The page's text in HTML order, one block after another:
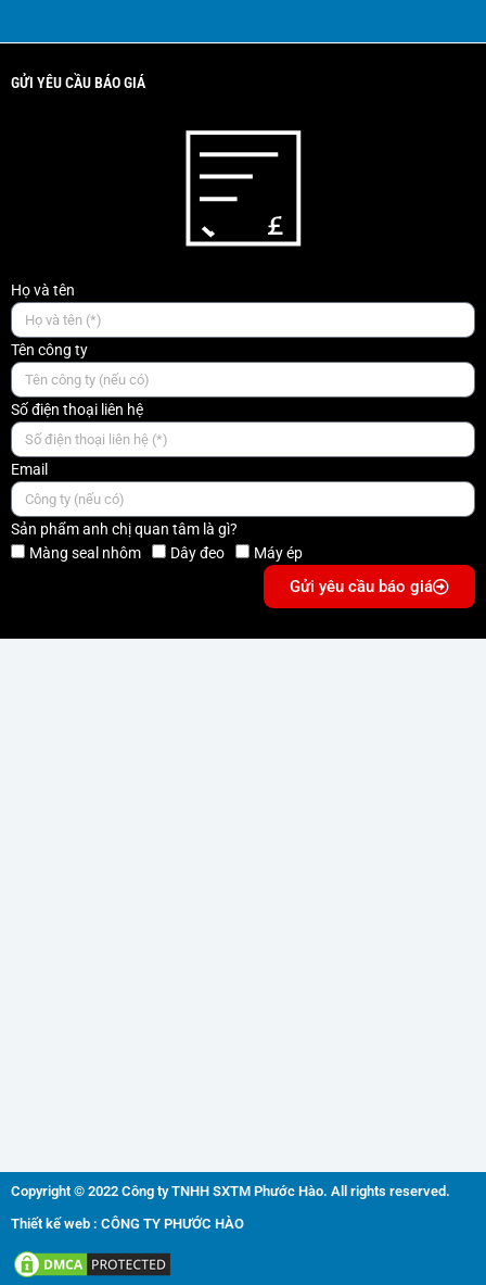
GỬI YÊU CẦU BÁO GIÁ
Họ và tên
Tên công ty
Số điện thoại liên hệ
Email
Sản phẩm anh chị quan tâm là gì?
Màng seal nhôm
Dây đeo Máy ép
Gửi yêu cầu báo giá
Copyright © 2022 Công ty TNHH SXTM Phước Hào. All rights reserved.
Thiết kế web : CÔNG TY PHƯỚC HÀO